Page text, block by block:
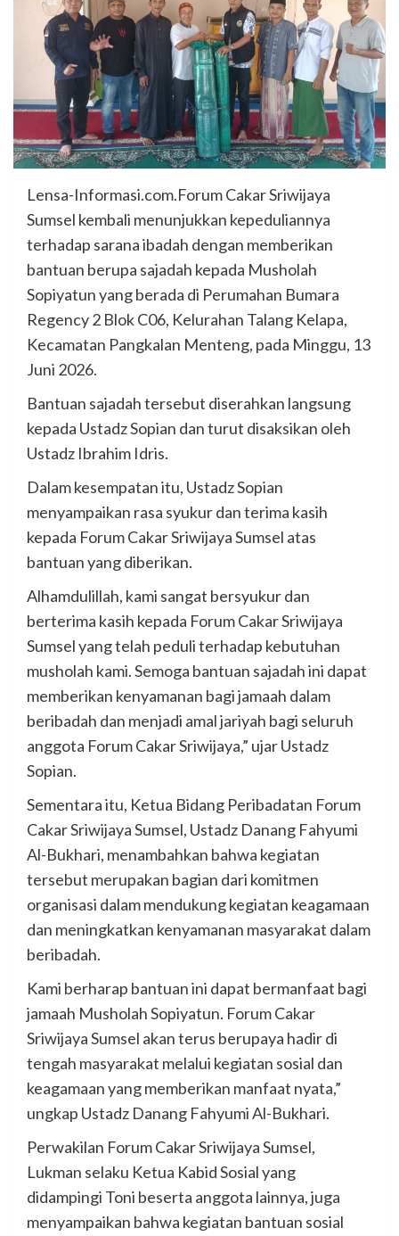
Lensa-Informasi.com.Forum Cakar Sriwijaya
Sumsel kembali menunjukkan kepeduliannya
terhadap sarana ibadah dengan memberikan
bantuan berupa sajadah kepada Musholah
Sopiyatun yang berada di Perumahan Bumara
Regency 2 Blok C06, Kelurahan Talang Kelapa,
Kecamatan Pangkalan Menteng, pada Minggu, 13
Juni 2026.
Bantuan sajadah tersebut diserahkan langsung
kepada Ustadz Sopian dan turut disaksikan oleh
Ustadz Ibrahim Idris.
Dalam kesempatan itu, Ustadz Sopian
menyampaikan rasa syukur dan terima kasih
kepada Forum Cakar Sriwijaya Sumsel atas
bantuan yang diberikan.
Alhamdulillah, kami sangat bersyukur dan
berterima kasih kepada Forum Cakar Sriwijaya
Sumsel yang telah peduli terhadap kebutuhan
musholah kami. Semoga bantuan sajadah ini dapat
memberikan kenyamanan bagi jamaah dalam
beribadah dan menjadi amal jariyah bagi seluruh
anggota Forum Cakar Sriwijaya,” ujar Ustadz
Sopian.
Sementara itu, Ketua Bidang Peribadatan Forum
Cakar Sriwijaya Sumsel, Ustadz Danang Fahyumi
Al-Bukhari, menambahkan bahwa kegiatan
tersebut merupakan bagian dari komitmen
organisasi dalam mendukung kegiatan keagamaan
dan meningkatkan kenyamanan masyarakat dalam
beribadah.
Kami berharap bantuan ini dapat bermanfaat bagi
jamaah Musholah Sopiyatun. Forum Cakar
Sriwijaya Sumsel akan terus berupaya hadir di
tengah masyarakat melalui kegiatan sosial dan
keagamaan yang memberikan manfaat nyata,”
ungkap Ustadz Danang Fahyumi Al-Bukhari.
Perwakilan Forum Cakar Sriwijaya Sumsel,
Lukman selaku Ketua Kabid Sosial yang
didampingi Toni beserta anggota lainnya, juga
menyampaikan bahwa kegiatan bantuan sosial